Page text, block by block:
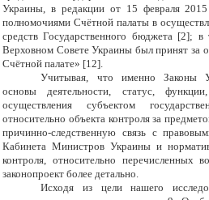
Украины, в редакции от 15 февраля
полномочиями Счётной палаты в
средств Государственного бюджета [2];
Верховном Совете Украины был принят за
Счётной палате» [12].
Учитывая, что именно Законы
основы деятельности, статус,
осуществления субъектом
относительно объекта контроля за
причинно-следственную связь с
Кабинета Министров Украины и
контроля, относительно перечисленных
законопроект более детально.
Исходя из цели нашего